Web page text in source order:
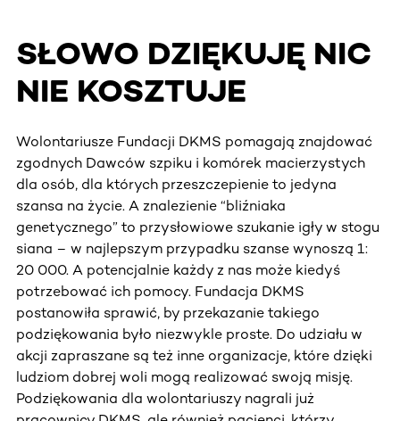
SŁOWO DZIĘKUJĘ NIC
NIE KOSZTUJE
Wolontariusze Fundacji DKMS pomagają znajdować
zgodnych Dawców szpiku i komórek macierzystych
dla osób, dla których przeszczepienie to jedyna
szansa na życie. A znalezienie “bliźniaka
genetycznego” to przysłowiowe szukanie igły w stogu
siana – w najlepszym przypadku szanse wynoszą 1:
20 000. A potencjalnie każdy z nas może kiedyś
potrzebować ich pomocy. Fundacja DKMS
postanowiła sprawić, by przekazanie takiego
podziękowania było niezwykle proste. Do udziału w
akcji zapraszane są też inne organizacje, które dzięki
ludziom dobrej woli mogą realizować swoją misję.
Podziękowania dla wolontariuszy nagrali już